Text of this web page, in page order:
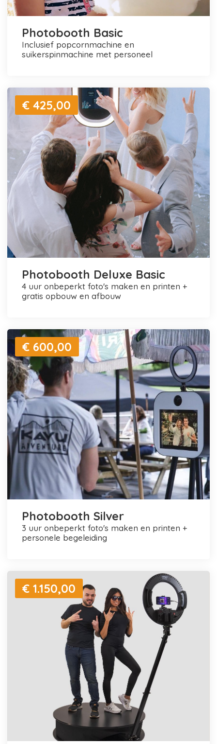
Photobooth Basic
inclusief popcornmachine en
suikerspinmachine met personeel
€ 425,00
Photobooth Deluxe Basic
4 uur onbeperkt foto's maken en printen +
gratis opbouw en afbouw
€ 600,00
Photobooth Silver
3 uur onbeperkt foto's maken en printen +
personele begeleiding
€ 1.150,00